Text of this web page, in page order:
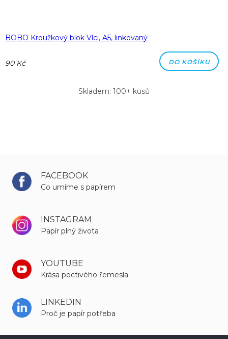
BOBO Kroužkový blok Vlci, A5, linkovaný
90 Kč DO KOŠÍKU
Skladem: 100+ kusů
FACEBOOK
Co umíme s papírem
INSTAGRAM
Papír plný života
YOUTUBE
Krása poctivého řemesla
LINKEDIN
Proč je papír potřeba